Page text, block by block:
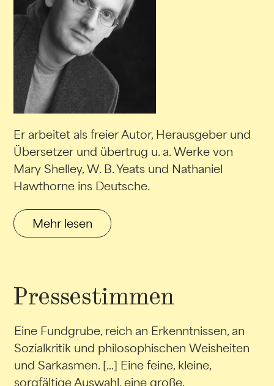
Er arbeitet als freier Autor, Herausgeber und
Übersetzer und übertrug u. a. Werke von
Mary Shelley, W. B. Yeats und Nathaniel
Hawthorne ins Deutsche.
Mehr lesen
Pressestimmen
Eine Fundgrube, reich an Erkenntnissen, an
Sozialkritik und philosophischen Weisheiten
und Sarkasmen. […] Eine feine, kleine,
sorgfältige Auswahl, eine große,